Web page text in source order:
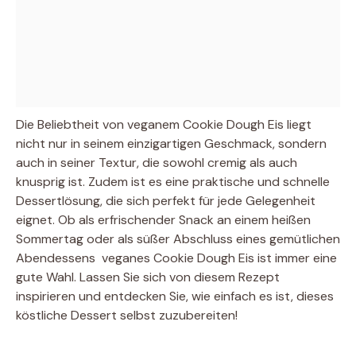
Die Beliebtheit von veganem Cookie Dough Eis liegt
nicht nur in seinem einzigartigen Geschmack, sondern
auch in seiner Textur, die sowohl cremig als auch
knusprig ist. Zudem ist es eine praktische und schnelle
Dessertlösung, die sich perfekt für jede Gelegenheit
eignet. Ob als erfrischender Snack an einem heißen
Sommertag oder als süßer Abschluss eines gemütlichen
Abendessens  veganes Cookie Dough Eis ist immer eine
gute Wahl. Lassen Sie sich von diesem Rezept
inspirieren und entdecken Sie, wie einfach es ist, dieses
köstliche Dessert selbst zuzubereiten!